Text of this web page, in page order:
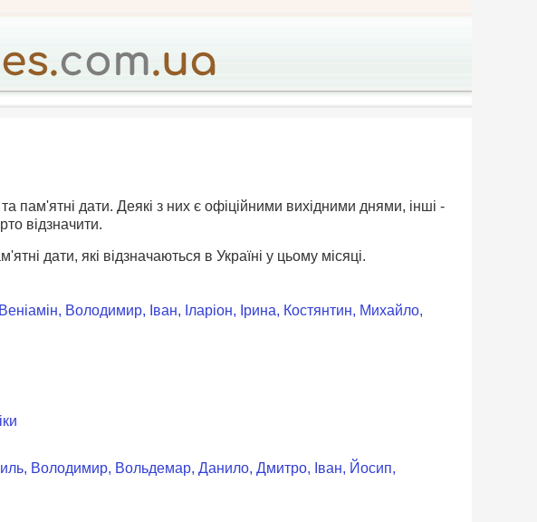
пам'ятні дати. Деякі з них є офіційними вихідними днями, інші -
відзначити.
дати, які відзначаються в Україні у цьому місяці.
Володимир, Іван, Іларіон, Ірина, Костянтин, Михайло,
Володимир, Вольдемар, Данило, Дмитро, Іван, Йосип,